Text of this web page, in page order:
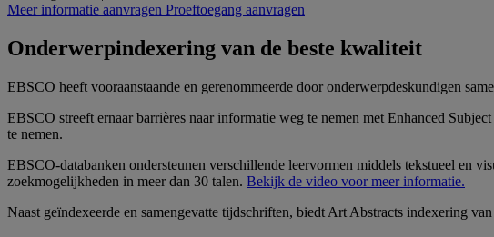
Meer informatie aanvragen Proeftoegang aanvragen
Onderwerpindexering van de beste kwaliteit
EBSCO heeft vooraanstaande en gerenommeerde door onderwerpdeskundigen
EBSCO streeft ernaar barrières naar informatie weg te nemen met Enhanced
te nemen.
EBSCO-databanken ondersteunen verschillende leervormen middels tekstueel en
zoekmogelijkheden in meer dan 30 talen. Bekijk de video voor meer informatie.
Naast geïndexeerde en samengevatte tijdschriften, biedt Art Abstracts indexering